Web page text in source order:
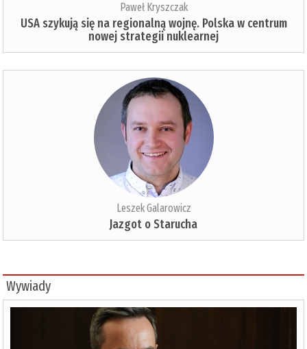
Paweł Kryszczak
USA szykują się na regionalną wojnę. Polska w centrum
nowej strategii nuklearnej
Leszek Galarowicz
Jazgot o Starucha
Wywiady